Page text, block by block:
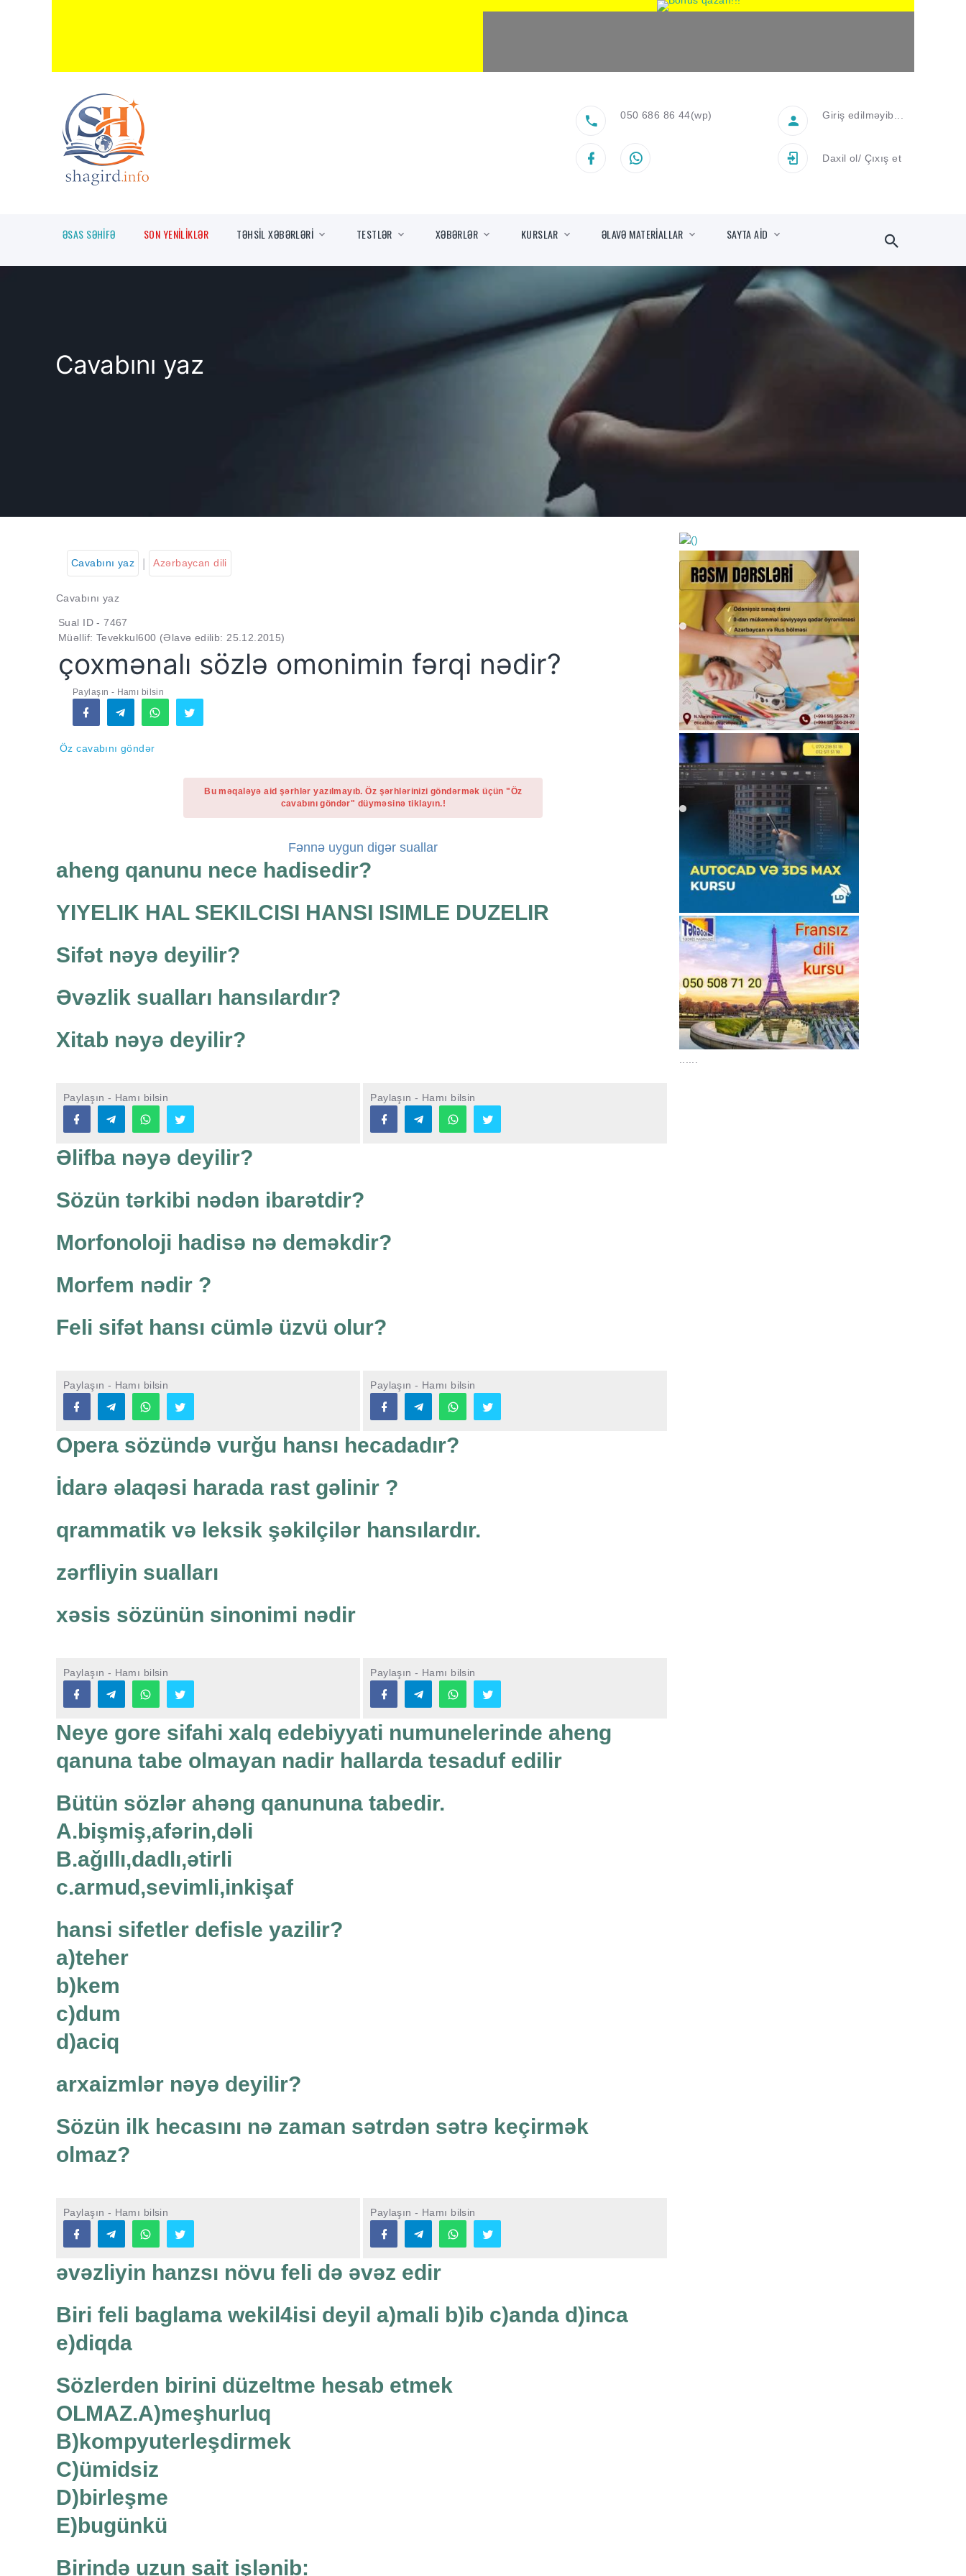
050 686 86 44(wp) Giriş edilməyib...
Daxil ol/ Çıxış et
ƏSAS SƏHİFƏ SON YENİLİKLƏR TƏHSİL XƏBƏRLƏRİ TESTLƏR XƏBƏRLƏR KURSLAR ƏLAVƏ MATERİALLAR SAYTA AİD
Cavabını yaz
Cavabını yaz Azərbaycan dili
Cavabını yaz
Sual ID - 7467
Müəllif: Tevekkul600 (Əlavə edilib: 25.12.2015)
çoxmənalı sözlə omonimin fərqi nədir?
Paylaşın - Hamı bilsin
Öz cavabını göndər
Bu məqaləyə aid şərhlər yazılmayıb. Öz şərhlərinizi göndərmək üçün "Öz
cavabını göndər" düyməsinə tiklayın.!
Fənnə uygun digər suallar
aheng qanunu nece hadisedir?
YIYELIK HAL SEKILCISI HANSI ISIMLE DUZELIR
Sifət nəyə deyilir?
Əvəzlik sualları hansılardır?
Xitab nəyə deyilir?
Paylaşın - Hamı bilsin Paylaşın - Hamı bilsin
Əlifba nəyə deyilir?
Sözün tərkibi nədən ibarətdir?
Morfonoloji hadisə nə deməkdir?
Morfem nədir ?
Feli sifət hansı cümlə üzvü olur?
Paylaşın - Hamı bilsin Paylaşın - Hamı bilsin
Opera sözündə vurğu hansı hecadadır?
İdarə əlaqəsi harada rast gəlinir ?
qrammatik və leksik şəkilçilər hansılardır.
zərfliyin sualları
xəsis sözünün sinonimi nədir
Paylaşın - Hamı bilsin Paylaşın - Hamı bilsin
Neye gore sifahi xalq edebiyyati numunelerinde aheng
qanuna tabe olmayan nadir hallarda tesaduf edilir
Bütün sözlər ahəng qanununa tabedir.
A.bişmiş,afərin,dəli
B.ağıllı,dadlı,ətirli
c.armud,sevimli,inkişaf
hansi sifetler defisle yazilir?
a)teher
b)kem
c)dum
d)aciq
arxaizmlər nəyə deyilir?
Sözün ilk hecasını nə zaman sətrdən sətrə keçirmək
olmaz?
Paylaşın - Hamı bilsin Paylaşın - Hamı bilsin
əvəzliyin hanzsı növu feli də əvəz edir
Biri feli baglama wekil4isi deyil a)mali b)ib c)anda d)inca
e)diqda
Sözlerden birini düzeltme hesab etmek
OLMAZ.A)meşhurluq
B)kompyuterleşdirmek
C)ümidsiz
D)birleşme
E)bugünkü
Birində uzun sait işlənib:
https://wa.me/994552244433